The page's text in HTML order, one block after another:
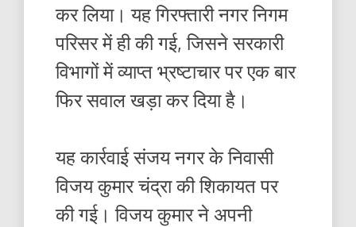
कर लिया। यह गिरफ्तारी नगर निगम
परिसर में ही की गई, जिसने सरकारी
विभागों में व्याप्त भ्रष्टाचार पर एक बार
फिर सवाल खड़ा कर दिया है।
यह कार्रवाई संजय नगर के निवासी
विजय कुमार चंद्रा की शिकायत पर
की गई। विजय कुमार ने अपनी